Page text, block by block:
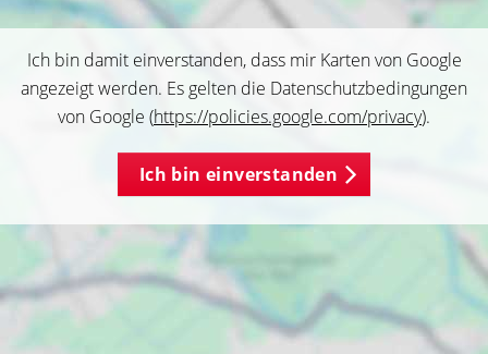
Ich bin damit einverstanden, dass mir Karten von Google
angezeigt werden. Es gelten die Datenschutzbedingungen
von Google (https://policies.google.com/privacy).
Ich bin einverstanden